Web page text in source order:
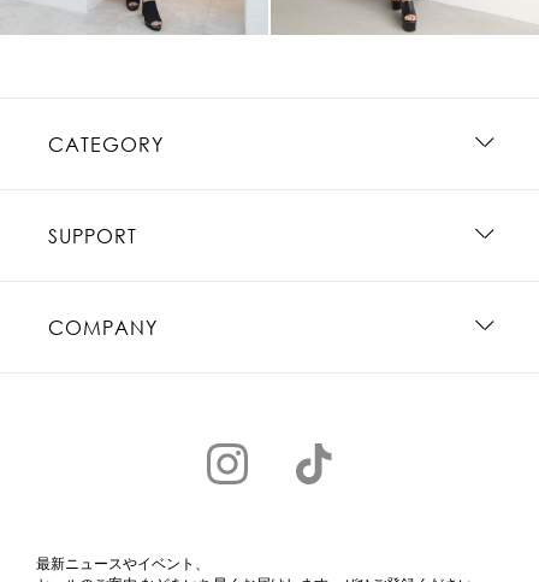
CATEGORY
SUPPORT
COMPANY
最新ニュースやイベント、